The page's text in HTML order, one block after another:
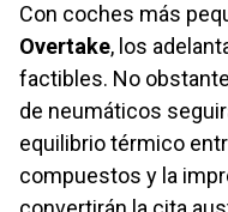
Con coches más
Overtake, los
factibles. No
de neumáticos
equilibrio térmico
compuestos y la